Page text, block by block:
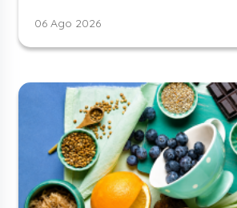
06 Ago 2026